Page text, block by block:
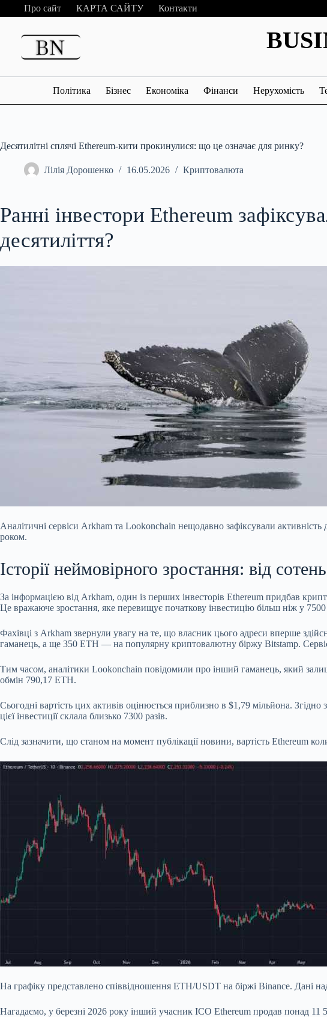
Перейти
до
Про сайт КАРТА САЙТУ Контакти
Політика Бізнес Економіка Фінанси Нерухомість
Десятилітні сплячі Ethereum-кити прокинулися: що це означає для ринку?
Лілія Дорошенко 16.05.2026 Криптовалюта
Ранні інвестори Ethereum
десятиліття?
Аналітичні сервіси Arkham та Lookonchain нещодавно зафіксували
роком.
Історії неймовірного зростання: від
За інформацією від Arkham, один із перших інвесторів Ethereum придбав
Це вражаюче зростання, яке перевищує початкову інвестицію більш ніж у 7500
Фахівці з Arkham звернули увагу на те, що власник цього адреси вперше
гаманець, а ще 350 ETH — на популярну криптовалютну біржу Bitstamp.
Тим часом, аналітики Lookonchain повідомили про інший гаманець, який
обмін 790,17 ETH.
Сьогодні вартість цих активів оцінюється приблизно в $1,79 мільйона.
цієї інвестиції склала близько 7300 разів.
Слід зазначити, що станом на момент публікації новини, вартість Ethereum
На графіку представлено співвідношення ETH/USDT на біржі Binance. Дані
Нагадаємо, у березні 2026 року інший учасник ICO Ethereum продав понад